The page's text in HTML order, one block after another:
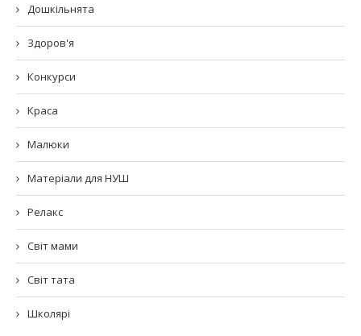
Дошкільнята
Здоров'я
Конкурси
Краса
Малюки
Матеріали для НУШ
Релакс
Світ мами
Світ тата
Школярі